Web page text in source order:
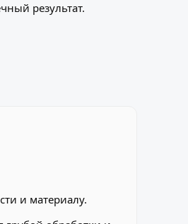
результат.
и материалу.